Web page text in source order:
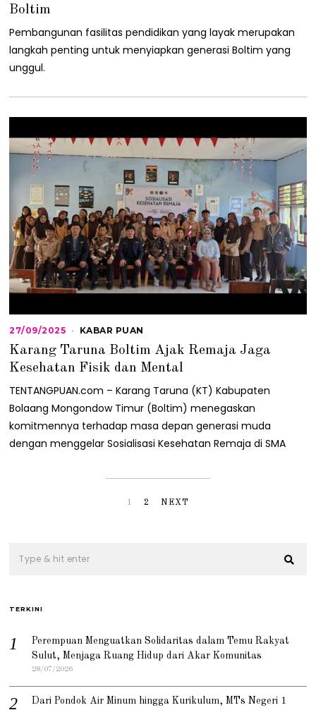
0
5
Boltim
Pembangunan fasilitas pendidikan yang layak merupakan
langkah penting untuk menyiapkan generasi Boltim yang
unggul.
27/09/2025
7
/
0
/
0
5
KABAR PUAN
Karang Taruna Boltim Ajak Remaja Jaga
Kesehatan Fisik dan Mental
TENTANGPUAN.com – Karang Taruna (KT) Kabupaten
Bolaang Mongondow Timur (Boltim) menegaskan
komitmennya terhadap masa depan generasi muda
dengan menggelar Sosialisasi Kesehatan Remaja di SMA
1 2 NEXT
TERKINI
Perempuan Menguatkan Solidaritas dalam Temu Rakyat
Sulut, Menjaga Ruang Hidup dari Akar Komunitas
28/07/2026
Dari Pondok Air Minum hingga Kurikulum, MTs Negeri 1